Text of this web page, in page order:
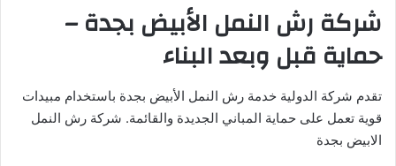
شركة رش النمل الأبيض بجدة –
حماية قبل وبعد البناء
تقدم شركة الدولية خدمة رش النمل الأبيض بجدة باستخدام مبيدات
قوية تعمل على حماية المباني الجديدة والقائمة. شركة رش النمل
الابيض بجدة